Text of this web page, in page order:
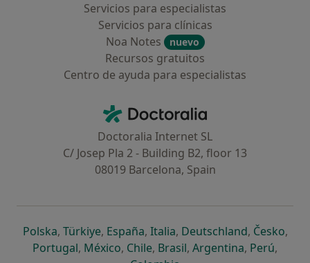
Servicios para especialistas
Servicios para clínicas
Noa Notes
nuevo
Recursos gratuitos
Centro de ayuda para especialistas
Doctoralia - Página de inicio
Doctoralia Internet SL
C/ Josep Pla 2 - Building B2, floor 13
08019 Barcelona, Spain
Polskase abre en una nueva pestaña
, Türkiyese abre en una nueva pestaña
, Españase abre en una nueva pestaña
, Italiase abre en una nueva
, Deutschlandse abre en
, Českose
,
Portugalse abre en una nueva pestaña
, Méxicose abre en una nueva pestaña
, Chilese abre en una nueva pestaña
, Brasilse abre en una nueva
, Argentinase abre en
, Perúse
,